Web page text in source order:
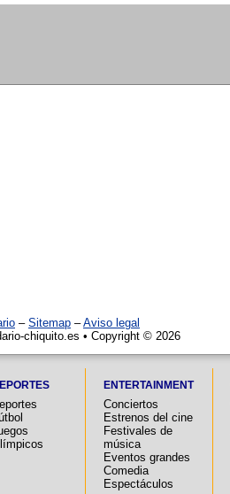
– Sitemap –Aviso legal
chiquito.es • Copyright © 2026
ENTERTAINMENT
Conciertos
Estrenos del cine
Festivales de
música
Eventos grandes
Comedia
Espectáculos